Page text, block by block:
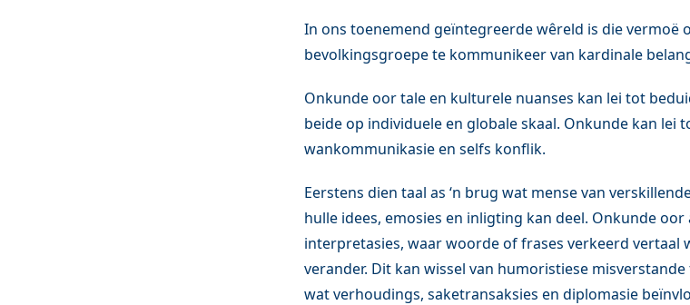
In ons toenemend geïntegreerde wêreld is die vermoë
bevolkingsgroepe te kommunikeer van kardinale
Onkunde oor tale en kulturele nuanses kan lei tot
beide op individuele en globale skaal. Onkunde kan lei
wankommunikasie en selfs konflik.
Eerstens dien taal as ‘n brug wat mense van
hulle idees, emosies en inligting kan deel. Onkunde
interpretasies, waar woorde of frases verkeerd vertaal
verander. Dit kan wissel van humoristiese
wat verhoudings, saketransaksies en diplomasie